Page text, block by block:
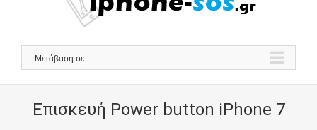
Μετάβαση σε ...
Επισκευή Power button iPhone 7